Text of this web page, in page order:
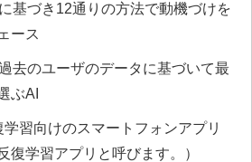
基づき12通りの方法で動機づけを
ース
去のユーザのデータに基づいて最
ぶAI
習向けのスマートフォンアプリ
復学習アプリと呼びます。）